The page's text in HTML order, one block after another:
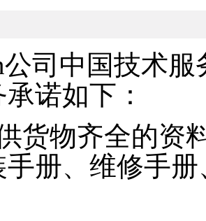
司中国技术服
诺如下：
货物齐全的资
手册、维修手